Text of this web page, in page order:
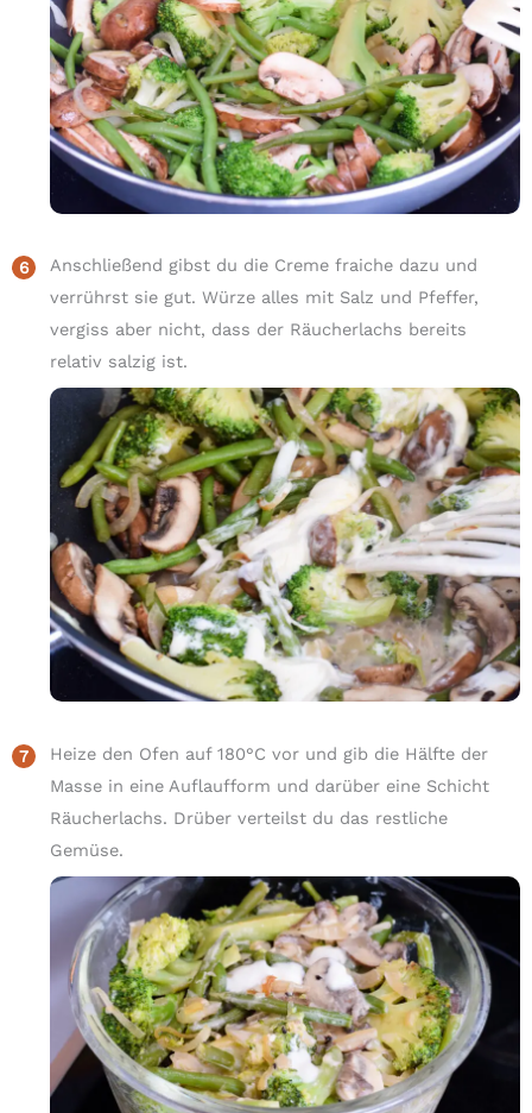
Anschließend gibst du die Creme fraiche dazu und
verrührst sie gut. Würze alles mit Salz und Pfeffer,
vergiss aber nicht, dass der Räucherlachs bereits
relativ salzig ist.
Heize den Ofen auf 180°C vor und gib die Hälfte der
Masse in eine Auflaufform und darüber eine Schicht
Räucherlachs. Drüber verteilst du das restliche
Gemüse.